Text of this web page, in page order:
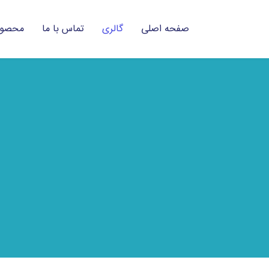
صفحه اصلی گالری تماس با ما